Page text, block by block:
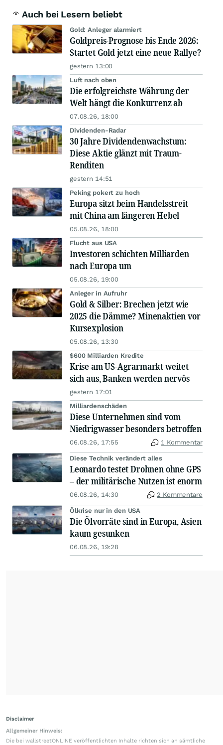
Auch bei Lesern beliebt
Gold: Anleger alarmiert
Goldpreis-Prognose bis Ende 2026:
Startet Gold jetzt eine neue Rallye?
gestern 13:00
Luft nach oben
Die erfolgreichste Währung der
Welt hängt die Konkurrenz ab
07.08.26, 18:00
Dividenden-Radar
30 Jahre Dividendenwachstum:
Diese Aktie glänzt mit Traum-
Renditen
gestern 14:51
Peking pokert zu hoch
Europa sitzt beim Handelsstreit
mit China am längeren Hebel
05.08.26, 18:00
Flucht aus USA
Investoren schichten Milliarden
nach Europa um
05.08.26, 19:00
Anleger in Aufruhr
Gold & Silber: Brechen jetzt wie
2025 die Dämme? Minenaktien vor
Kursexplosion
05.08.26, 13:30
$600 Milliarden Kredite
Krise am US-Agrarmarkt weitet
sich aus, Banken werden nervös
gestern 17:01
Milliardenschäden
Diese Unternehmen sind vom
Niedrigwasser besonders betroffen
06.08.26, 17:55 1 Kommentar
Diese Technik verändert alles
Leonardo testet Drohnen ohne GPS
– der militärische Nutzen ist enorm
06.08.26, 14:30 2 Kommentare
Ölkrise nur in den USA
Die Ölvorräte sind in Europa, Asien
kaum gesunken
06.08.26, 19:28
Disclaimer
Allgemeiner Hinweis:
Die bei wallstreetONLINE veröffentlichten Inhalte richten sich an sämtliche